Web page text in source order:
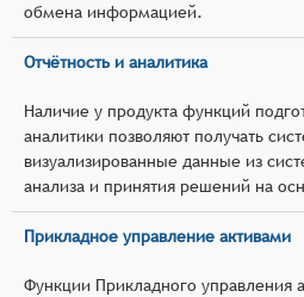
обмена информацией.
Отчётность и аналитика
Наличие у продукта функций
аналитики позволяют получать
визуализированные данные из
анализа и принятия решений на
Прикладное управление активами
Функции Прикладного управления